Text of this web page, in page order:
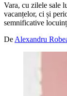
Vara, cu zilele sale
vacanțelor, ci și
semnificative
De Alexandru